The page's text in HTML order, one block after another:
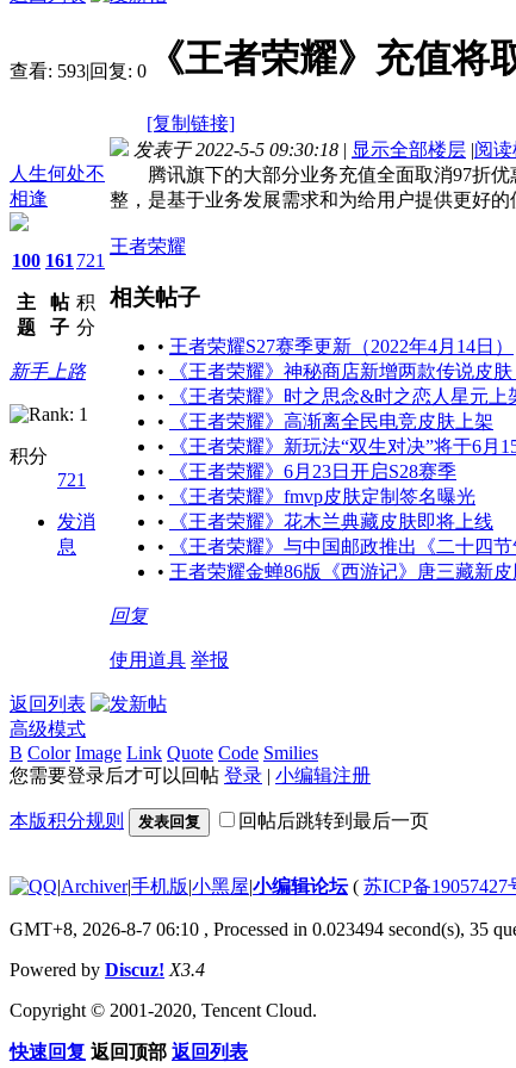
查看: 593|回复: 0 《王者荣耀》充值将
[复制链接]
人生何处不
相逢
100
主
题
161
帖
子
721
积
分
新手上路
积分
721
发消
息
发表于 2022-5-5 09:30:18 | 显示全部楼层 |阅
腾讯旗下的大部分业务充值全面取消97折优
整，是基于业务发展需求和为给用户提供更好的
王者荣耀
相关帖子
• 王者荣耀S27赛季更新（2022年4月14日）
•
《王者荣耀》神秘商店新增两款传说皮肤
•
《王者荣耀》时之思念&时之恋人星元上
•
《王者荣耀》高渐离全民电竞皮肤上架
•
《王者荣耀》新玩法“双生对决”将于6月
•
《王者荣耀》6月23日开启S28赛季
•
《王者荣耀》fmvp皮肤定制签名曝光
•
《王者荣耀》花木兰典藏皮肤即将上线
•
《王者荣耀》与中国邮政推出《二十四
• 王者荣耀金蝉86版《西游记》唐三藏新
回复
使用道具 举报
返回列表
高级模式
B Color Image Link Quote Code Smilies
您需要登录后才可以回帖 登录 | 小编辑注册
本版积分规则 发表回复 回帖后跳转到最后一页
|Archiver|手机版|小黑屋|小编辑论坛( 苏ICP备
GMT+8, 2026-8-7 06:10 , Processed in 0.023494 second(s), 35
Powered by Discuz! X3.4
Copyright © 2001-2020, Tencent Cloud.
快速回复 返回顶部 返回列表